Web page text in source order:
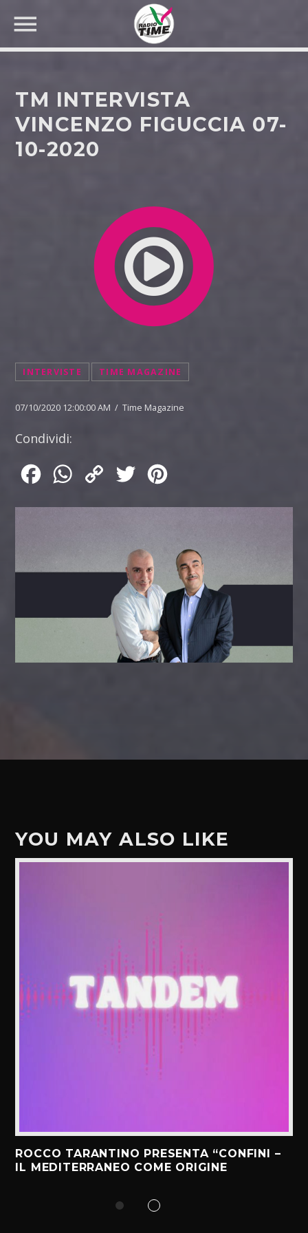
CERCA NEL SITO WEB:
TM INTERVISTA
VINCENZO FIGUCCIA 07-
10-2020
INTERVISTE TIME MAGAZINE
07/10/2020 12:00:00 AM / Time Magazine
Condividi:
FacebookWhatsApp
Copy
Twitter
YOU MAY ALSO LIKE
ROCCO TARANTINO PRESENTA “CONFINI –
IL MEDITERRANEO COME ORIGINE